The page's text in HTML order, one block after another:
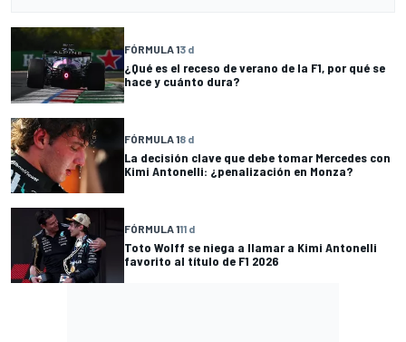
FÓRMULA 13 d
¿Qué es el receso de verano de la F1, por qué se
hace y cuánto dura?
FÓRMULA 18 d
La decisión clave que debe tomar Mercedes con
Kimi Antonelli: ¿penalización en Monza?
FÓRMULA 111 d
Toto Wolff se niega a llamar a Kimi Antonelli
favorito al título de F1 2026